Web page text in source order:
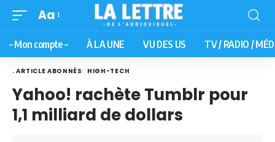
Aa
– Mon compte – À LA UNE VU DES US TV / RADIO /
. ARTICLE ABONNÉS HIGH-TECH
Yahoo! rachète Tumblr pour
1,1 milliard de dollars